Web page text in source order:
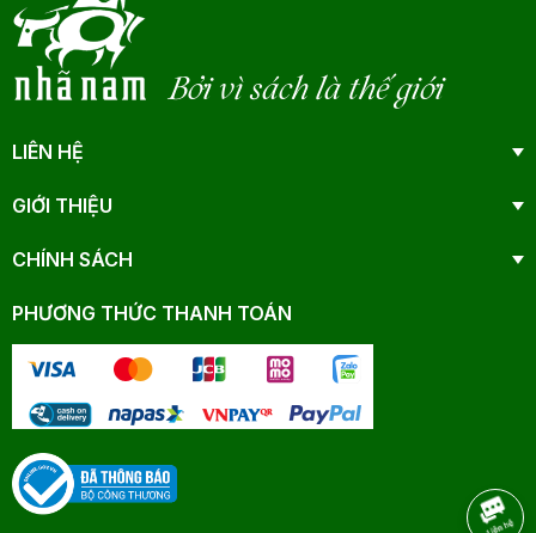
Bởi vì sách là thế giới
LIÊN HỆ
GIỚI THIỆU
CHÍNH SÁCH
PHƯƠNG THỨC THANH TOÁN